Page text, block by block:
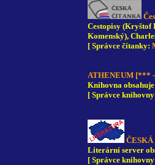
Cestopisy (Kryštof
Komenský),
[ Správce čítanky:
ATHENEUM [***
Knihovna
[ Správce
Literární server
[ Správce